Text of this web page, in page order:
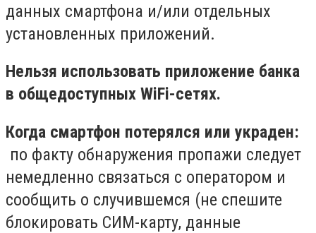
данных смартфона и/или отдельных
установленных приложений.
Нельзя использовать приложение банка
в общедоступных WiFi-сетях.
Когда смартфон потерялся или украден:
по факту обнаружения пропажи следует
немедленно связаться с оператором и
сообщить о случившемся (не спешите
блокировать СИМ-карту, данные